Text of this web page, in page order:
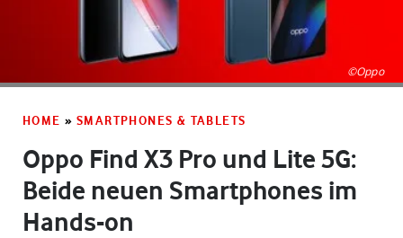
©Oppo
HOME » SMARTPHONES & TABLETS
Oppo Find X3 Pro und Lite 5G:
Beide neuen Smartphones im
Hands-on